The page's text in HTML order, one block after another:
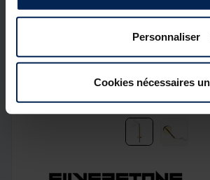
Personnaliser
Cookies nécessaires